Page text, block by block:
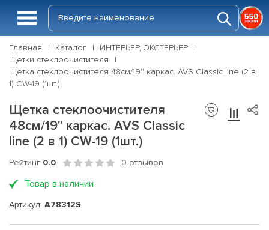
Главная Каталог
ИНТЕРЬЕР, ЭКСТЕРЬЕР
Щетки стеклоочистителя
Щетка стеклоочистителя 48см/19'' каркас. AVS Classic line (2 в
1) CW-19 (1шт.)
Щетка стеклоочистителя
48см/19'' каркас. AVS Classic
line (2 в 1) CW-19 (1шт.)
Рейтинг 0.0 0 отзывов
Товар в наличии
Артикул: A78312S